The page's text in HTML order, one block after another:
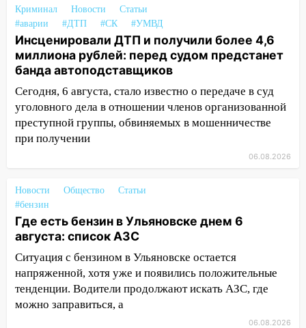
08:22
Подросток на питбайке сбил
велосипедистку: пострадали двое
07:20 Жара возвращается: ожидается
знойный и сухой четверг
06:00
Под Ульяновском при развороте
пострадал 38-летний водитель
иномарки
05:00 «Каждая пятая женщина и каждый
второй мужчина в мире сталкиваются с
быть вызвано облысение и как с этим
справиться
03:30 Гороскоп на 7 августа: пятница
принесет прилив творческой энергии и
отличные шансы исправить старые
ошибки
06.08.2026
Прогноз погоды на 7 августа в
Криминал Новости
Статьи
#аварии
#ДТП #СК #УМВД
Инсценировали ДТП и получили более 4,6
миллиона рублей: перед судом предстанет
банда автоподставщиков
Сегодня, 6 августа, стало известно о передаче в суд
уголовного дела в отношении членов организованной
преступной группы, обвиняемых в мошенничестве
при получении
06.08.2026
Новости Общество
Статьи
#бензин
Где есть бензин в Ульяновске днем 6
августа: список АЗС
Ситуация с бензином в Ульяновске остается
напряженной, хотя уже и появились положительные
тенденции. Водители продолжают искать АЗС, где
можно заправиться, а
06.08.2026